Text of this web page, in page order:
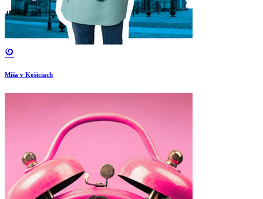
Miša v Košiciach